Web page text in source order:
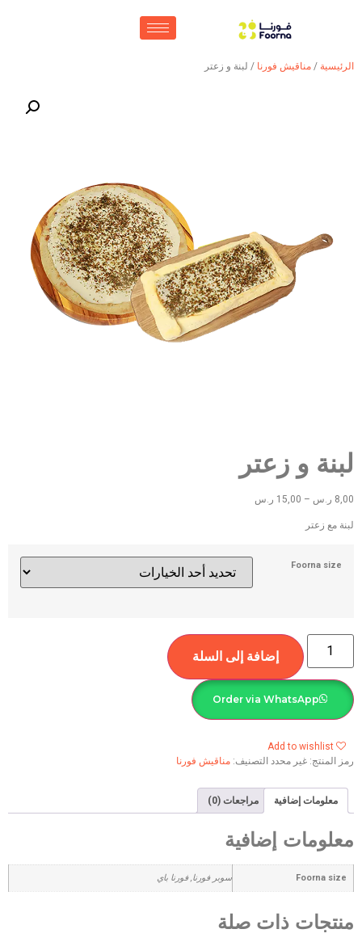
الرئيسية / مناقيش فورنا / لبنة و زعتر
لبنة و زعتر
8,00 ر.س –
15,00 ر.س
لبنة مع زعتر
Foorna size
إضافة إلى السلة
Order via WhatsApp
Add to wishlist
رمز المنتج: غير محدد التصنيف: مناقيش فورنا
معلومات إضافية مراجعات (0)
معلومات إضافية
Foorna size سوبر فورنا, فورنا باي
منتجات ذات صلة